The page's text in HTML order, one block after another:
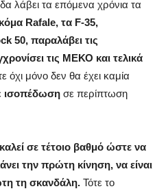
λάβει τα επόμενα χρόνια τα
Rafale, τα F-35,
50, παραλάβει τις
τις ΜΕΚΟ και τελικά
όχι μόνο δεν θα έχει καμία
ισοπέδωση σε περίπτωση
σε τέτοιο βαθμό ώστε να
την πρώτη κίνηση, να είναι
τη σκανδάλη. Τότε το